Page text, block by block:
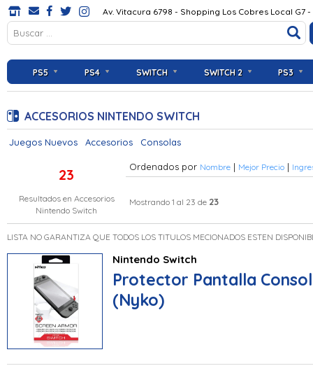
Av. Vitacura 6798 - Shopping Los Cobres Local G7
PS5 PS4 SWITCH SWITCH 2 PS3
ACCESORIOS NINTENDO SWITCH
Juegos Nuevos Accesorios Consolas
23
Resultados en Accesorios
Nintendo Switch
Ordenados por Nombre | Mejor Precio |
Mostrando 1 al 23 de 23
LISTA NO GARANTIZA QUE TODOS LOS TITULOS MECIONADOS ESTEN
Nintendo Switch
Protector Pantalla
(Nyko)